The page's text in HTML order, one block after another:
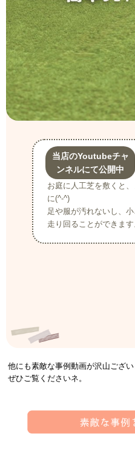
当店のYoutubeチャ
ンネルにて公開中
お庭に人工芝を敷くと
に(^-^)
足や服が汚れないし、
走り回ることができます
他にも素敵な事例動画が沢山ござい
ぜひご覧くださいネ。